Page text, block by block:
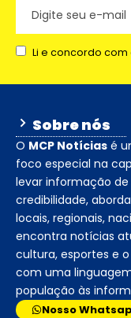
Li e concordo
Sobre nós
O MCP Notícias é
foco especial na
levar informação
credibilidade,
locais, regionais,
encontra notícias
cultura, esportes e
com uma
população às
Nosso